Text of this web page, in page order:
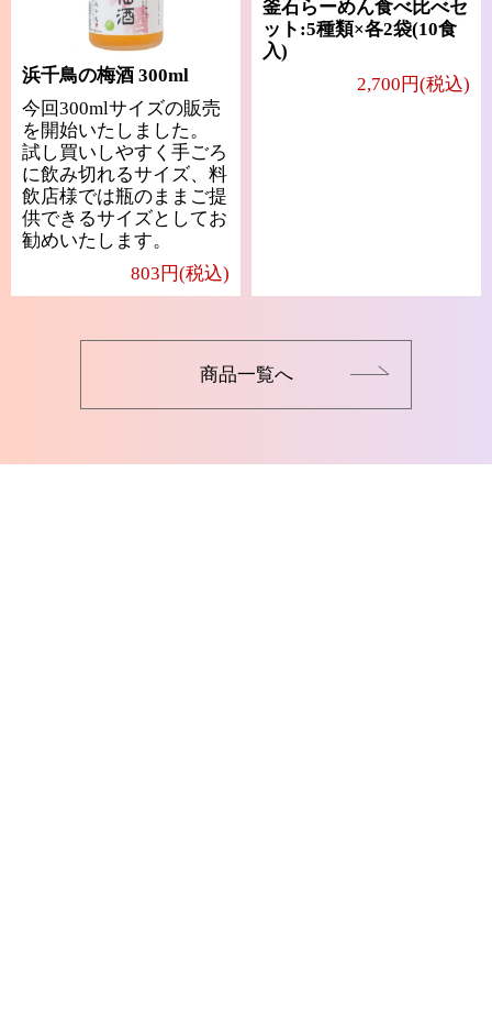
浜千鳥の梅酒 300ml
今回300mlサイズの販売
を開始いたしました。
試し買いしやすく手ごろ
に飲み切れるサイズ、料
飲店様では瓶のままご提
供できるサイズとしてお
勧めいたします。
803円(税込)
釜石らーめん食べ比べセ
ット:5種類×各2袋(10食
入)
2,700円(税込)
商品一覧へ